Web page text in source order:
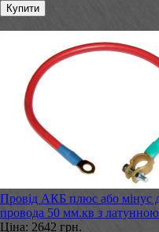
Провід АКБ плюс або мінус
провода 50 мм.кв з
Ціна: 2642 грн.